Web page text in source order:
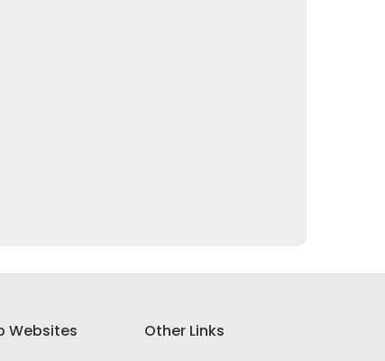
Websites
Other Links